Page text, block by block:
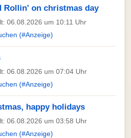
Rollin' on christmas day
06.08.2026 um 10:11 Uhr
(#Anzeige)
06.08.2026 um 07:04 Uhr
(#Anzeige)
happy holidays
06.08.2026 um 03:58 Uhr
(#Anzeige)